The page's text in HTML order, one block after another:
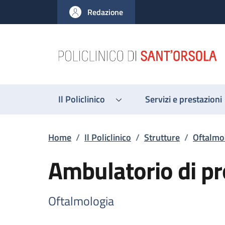
al contenuto principale
to footer content
Redazione
Il Policlinico Servizi e prestazioni
Briciole di pane
Home / Il Policlinico / Strutture /
Ambulatorio di
Oftalmologia